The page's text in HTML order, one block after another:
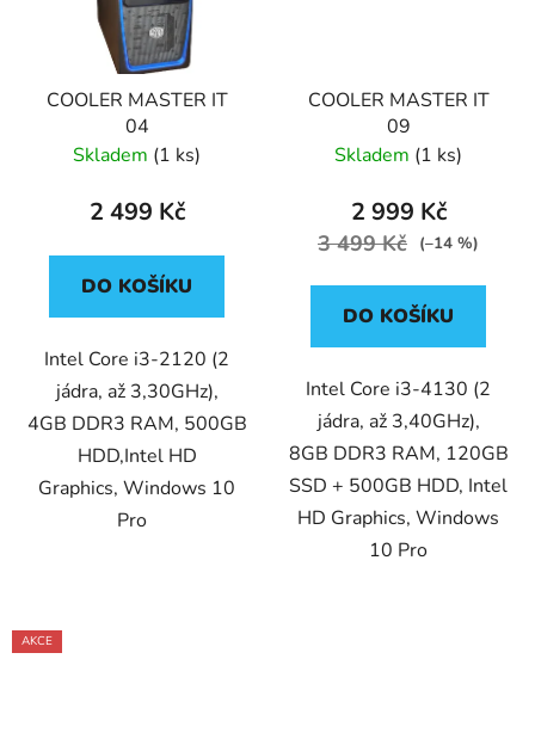
COOLER MASTER IT
04
Skladem (1 ks)
2 499 Kč
DO KOŠÍKU
Intel Core i3-2120 (2
jádra, až 3,30GHz),
4GB DDR3 RAM, 500GB
HDD,Intel HD
Graphics, Windows 10
Pro
COOLER MASTER IT
09
Skladem (1 ks)
2 999 Kč
3 499 Kč (–14 %)
DO KOŠÍKU
Intel Core i3-4130 (2
jádra, až 3,40GHz),
8GB DDR3 RAM, 120GB
SSD + 500GB HDD, Intel
HD Graphics, Windows
10 Pro
AKCE